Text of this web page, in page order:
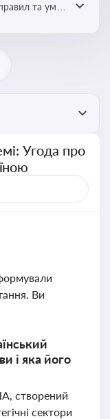
та умов
Угода про
Ви
і яка його
створений
сектори